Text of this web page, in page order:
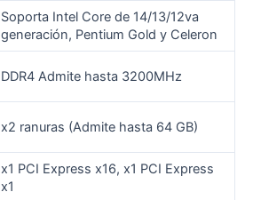
Soporta Intel Core de 14/13/12va
generación, Pentium Gold y Celeron
DDR4 Admite hasta 3200MHz
x2 ranuras (Admite hasta 64 GB)
x1 PCI Express x16, x1 PCI Express
x1